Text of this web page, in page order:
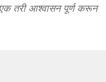
तरी आश्वासन पूर्ण करून